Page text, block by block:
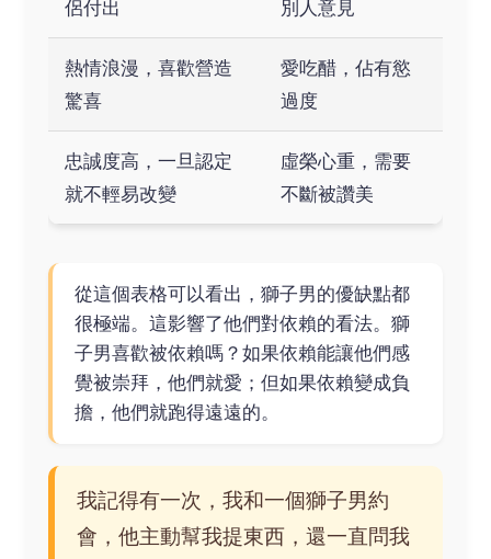
侶付出
別人意見
熱情浪漫，喜歡營造
驚喜
愛吃醋，佔有慾
過度
忠誠度高，一旦認定
就不輕易改變
虛榮心重，需要
不斷被讚美
從這個表格可以看出，獅子男的優缺點都
很極端。這影響了他們對依賴的看法。獅
子男喜歡被依賴嗎？如果依賴能讓他們感
覺被崇拜，他們就愛；但如果依賴變成負
擔，他們就跑得遠遠的。
我記得有一次，我和一個獅子男約
會，他主動幫我提東西，還一直問我